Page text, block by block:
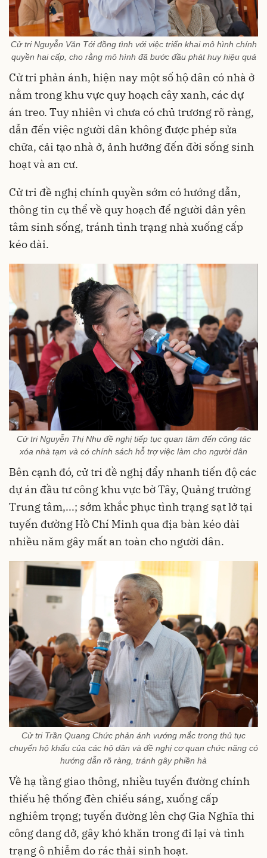
Cử tri Nguyễn Văn Tới đồng tình với việc triển khai mô hình chính
quyền hai cấp, cho rằng mô hình đã bước đầu phát huy hiệu quả
Cử tri phản ánh, hiện nay một số hộ dân có nhà ở
nằm trong khu vực quy hoạch cây xanh, các dự
án treo. Tuy nhiên vì chưa có chủ trương rõ ràng,
dẫn đến việc người dân không được phép sửa
chữa, cải tạo nhà ở, ảnh hưởng đến đời sống sinh
hoạt và an cư.
Cử tri đề nghị chính quyền sớm có hướng dẫn,
thông tin cụ thể về quy hoạch để người dân yên
tâm sinh sống, tránh tình trạng nhà xuống cấp
kéo dài.
Cử tri Nguyễn Thị Nhu đề nghị tiếp tục quan tâm đến công tác
xóa nhà tạm và có chính sách hỗ trợ việc làm cho người dân
Bên cạnh đó, cử tri đề nghị đẩy nhanh tiến độ các
dự án đầu tư công khu vực bờ Tây, Quảng trường
Trung tâm,...; sớm khắc phục tình trạng sạt lở tại
tuyến đường Hồ Chí Minh qua địa bàn kéo dài
nhiều năm gây mất an toàn cho người dân.
Cử tri Trần Quang Chức phản ánh vướng mắc trong thủ tục
chuyển hộ khẩu của các hộ dân và đề nghị cơ quan chức năng có
hướng dẫn rõ ràng, tránh gây phiền hà
Về hạ tầng giao thông, nhiều tuyến đường chính
thiếu hệ thống đèn chiếu sáng, xuống cấp
nghiêm trọng; tuyến đường lên chợ Gia Nghĩa thi
công dang dở, gây khó khăn trong đi lại và tình
trạng ô nhiễm do rác thải sinh hoạt.